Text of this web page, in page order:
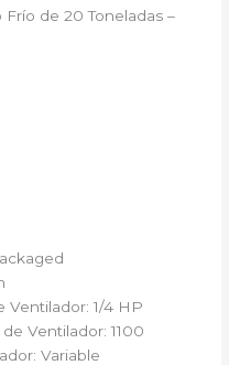
de 20 Toneladas –
Ventilador: 1/4 HP
Ventilador: 1100
Variable